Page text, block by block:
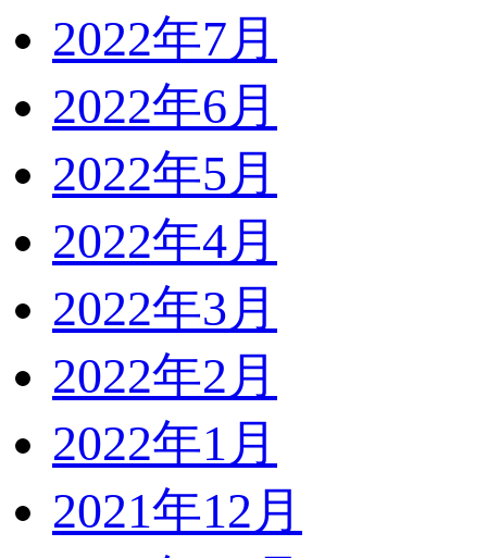
2022年7月
2022年6月
2022年5月
2022年4月
2022年3月
2022年2月
2022年1月
2021年12月